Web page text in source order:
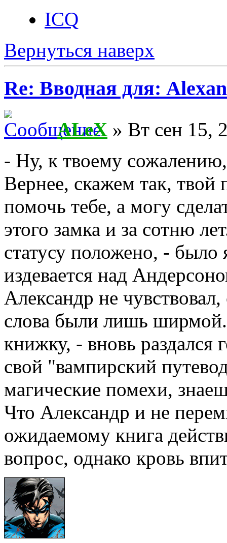
ICQ
Вернуться наверх
Re: Вводная для:
ALeX » Вт сен 15,
- Ну, к твоему
Вернее, скажем так, твой
помочь тебе, а могу
этого замка и за сотню
статусу положено, - было
издевается над
Александр не
слова были лишь
книжку, - вновь раздался
свой "вампирский
магические помехи,
Что Александр и не
ожидаемому книга
вопрос, однако кровь